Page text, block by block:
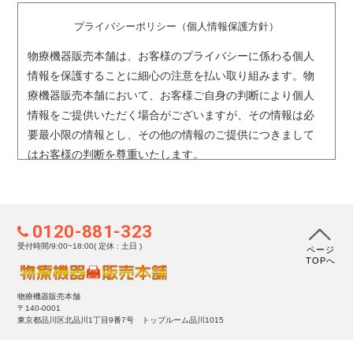
プライバシーポリシー（個人情報保護方針）
物療機器販売本舗は、お客様のプライバシーに係わる個人
情報を保護することに細心の注意を払い取り組みます。物
療機器販売本舗において、お客様ご自身の判断により個人
情報をご提供いただく場合がございますが、その情報は必
要最小限の情報とし、その他の情報のご提供につきまして
はお客様の判断を尊重いたします。
情報を取得する場合、利用目的を明示し、適正かつ公正な
手段によって行ないます。取得した個人情報は、以下の目
的の範囲内で利用いたします。
［利用目的］
ご相談・お問い合わせへの回答および関連するご連絡のた
0120-881-323
受付時間/9:00~18:00( 定休 : 土日 )
物療機器販売本舗
〒140-0001
東京都品川区北品川1丁目9番7号 トップルーム品川1015
ページ
TOPへ